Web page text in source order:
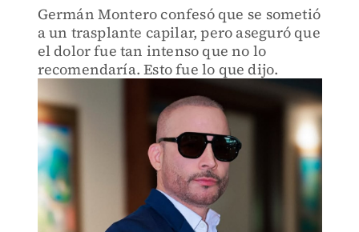
Germán Montero confesó que se sometió
a un trasplante capilar, pero aseguró que
el dolor fue tan intenso que no lo
recomendaría. Esto fue lo que dijo.